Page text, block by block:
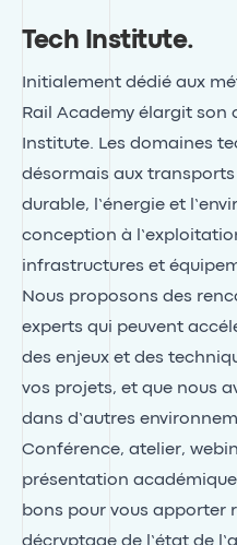
Tech Institute.
Initialement dédié aux
Rail Academy élargit son
Institute. Les domaines
désormais aux
durable, l’énergie et
conception à
infrastructures et
Nous proposons des
experts qui peuvent
des enjeux et des
vos projets, et que nous
dans d’autres
Conférence, atelier,
présentation
bons pour vous apporter
décryptage de l’état de